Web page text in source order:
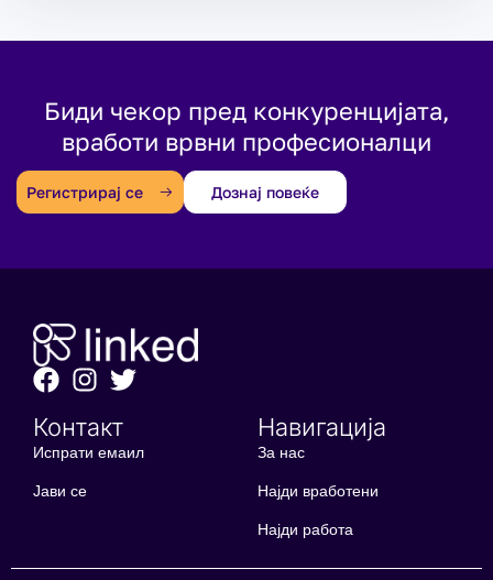
Биди чекор пред конкуренцијата,
вработи врвни професионалци
Регистрирај се Дознај повеќе
Контакт
Испрати емаил
Јави се
Навигација
За нас
Најди вработени
Најди работа